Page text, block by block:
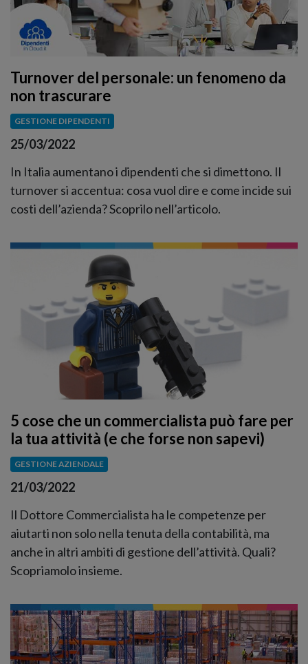
Turnover del personale: un fenomeno da
non trascurare
GESTIONE DIPENDENTI
25/03/2022
In Italia aumentano i dipendenti che si dimettono. Il
turnover si accentua: cosa vuol dire e come incide sui
costi dell’azienda? Scoprilo nell’articolo.
5 cose che un commercialista può fare per
la tua attività (e che forse non sapevi)
GESTIONE AZIENDALE
21/03/2022
Il Dottore Commercialista ha le competenze per
aiutarti non solo nella tenuta della contabilità, ma
anche in altri ambiti di gestione dell’attività. Quali?
Scopriamolo insieme.